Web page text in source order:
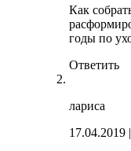
Как
годы по
Ответить
лариса
17.04.2019